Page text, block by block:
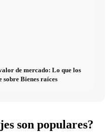
de mercado: Lo que los
sobre Bienes raíces
son populares?